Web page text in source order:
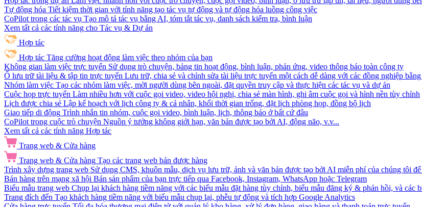
Tự động hóa Tiết kiệm thời gian với tính năng tạo tác vụ tự động và tự động hóa luồng công việc
CoPilot trong các tác vụ Tạo mô tả tác vụ bằng AI, tóm tắt tác vụ, danh sách kiểm tra, bình luận
Xem tất cả các tính năng cho Tác vụ & Dự án
Hợp tác
Hợp tác Tăng cường hoạt động làm việc theo nhóm của bạn
Không gian làm việc trực tuyến Sử dụng trò chuyện, bảng tin hoạt động, bình luận, phản ứng, video thông báo toàn công ty
Ổ lưu trữ tài liệu & tập tin trực tuyến Lưu trữ, chia sẻ và chỉnh sửa tài liệu trực tuyến một cách dễ dàng với các đồng nghiệp
Nhóm làm việc Tạo các nhóm làm việc, mời người dùng bên ngoài, đặt quyền truy cập và thực hiện các tác vụ và dự án
Cuộc họp trực tuyến Làm nhiều hơn với cuộc gọi video, video hội nghị, chia sẻ màn hình, ghi âm cuộc gọi và hình nền tùy chỉnh
Lịch được chia sẻ Lập kế hoạch với lịch công ty & cá nhân, khối thời gian trống, đặt lịch phòng họp, đồng bộ lịch
Giao tiếp di động Trình nhắn tin nhóm, cuộc gọi video, bình luận, lịch, thông báo ở bất cứ đâu
CoPilot trong cuộc trò chuyện Nguồn ý tưởng không giới hạn, văn bản được tạo bởi AI, động não, v.v...
Xem tất cả các tính năng Hợp tác
Trang web & Cửa hàng
Trang web & Cửa hàng Tạo các trang web bán được hàng
Trình xây dựng trang web Sử dụng CMS, khuôn mẫu, dịch vụ lưu trữ, ảnh và văn bản được tạo bởi AI miễn phí của chúng tôi
Bán hàng trên mạng xã hội Bán sản phẩm của bạn trực tiếp qua Facebook, Instagram, WhatsApp hoặc Telegram
Biểu mẫu trang web Chụp lại khách hàng tiềm năng với các biểu mẫu đặt hàng tùy chỉnh, biểu mẫu đăng ký & phản hồi, và các
Trang đích đến Tạo khách hàng tiềm năng với biểu mẫu chụp lại, phễu tự động và tích hợp Google Analytics